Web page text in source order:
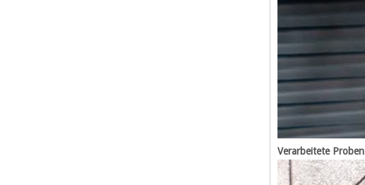
Verarbeitete Proben